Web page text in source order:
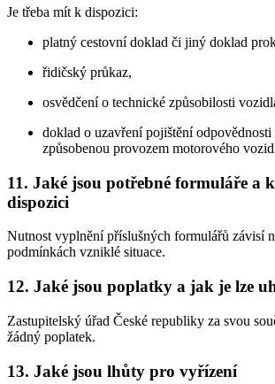
Je třeba mít k dispozici:
platný cestovní doklad či jiný doklad
řidičský průkaz,
osvědčení o technické způsobilosti
doklad o uzavření pojištění odpovědnosti
způsobenou provozem motorového
11. Jaké jsou potřebné formuláře a
dispozici
Nutnost vyplnění příslušných formulářů závisí
podmínkách vzniklé situace.
12. Jaké jsou poplatky a jak je lze
Zastupitelský úřad České republiky za svou
žádný poplatek.
13. Jaké jsou lhůty pro vyřízení